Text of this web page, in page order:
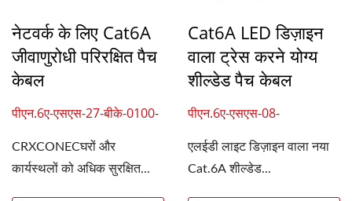
नेटवर्क के लिए Cat6A
जीवाणुरोधी परिरक्षित पैच
केबल
पीएन.6ए-एसएस-27-बीके-0100-
CRXCONECघरों और
कार्यस्थलों को अधिक सुरक्षित...
Cat6A LED डिज़ाइन
वाला ट्रेस करने योग्य
शील्डेड पैच केबल
पीएन.6ए-एसएस-08-
जीवाई-0100-05
एलईडी लाइट डिज़ाइन वाला नया
Cat.6A शील्डेड...